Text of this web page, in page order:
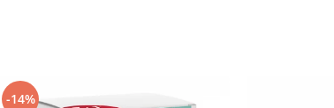
-14%